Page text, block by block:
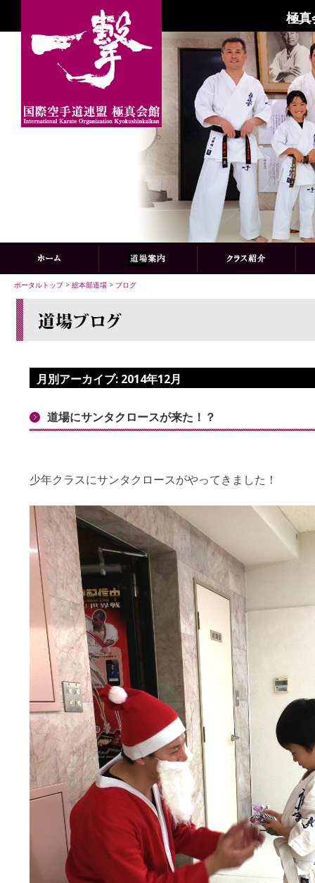
極真
ポータルトップ> 総本部道場 > ブログ
月別アーカイブ: 2014年12月
道場にサンタクロースが来た！？
少年クラスにサンタクロースがやってきました！